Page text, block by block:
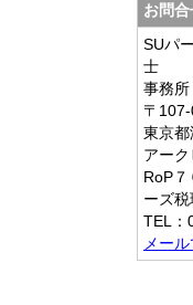
お問合
SUパ
士
事務所
〒
東京
アー
RoP７
ーズ
TEL：
メー